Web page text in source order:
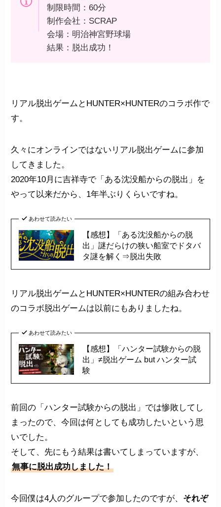
制限時間：60分
制作会社：SCRAP
会場：明治神宮野球場
結果：脱出成功！
リアル脱出ゲームとHUNTER×HUNTERのコラボ作で
す。
久々にオンラインではないリアル脱出ゲームに参加
してきました。
2020年10月に吉祥寺で「ある沈没船からの脱出」を
やって以来だから、1年半ぶりくらいですね。
あわせて読みたい
【感想】「ある沈没船からの脱
出」謎だらけの狭い船室でドタバ
タ謎を解く⇒脱出失敗
リアル脱出ゲームとHUNTER×HUNTERの組み合わせ
のコラボ脱出ゲームは以前にもありましたね。
あわせて読みたい
【感想】「ハンター試験からの脱
出」≠脱出ゲーム but ハンター試
験
前回の「ハンター試験からの脱出」では惨敗してし
まったので、今回は何としても成功したいという思
いでした。
そして、先にもう結果は書いてしまっていますが、
無事に脱出成功しました！
今回僕は4人のグループで参加したのですが、 それぞ